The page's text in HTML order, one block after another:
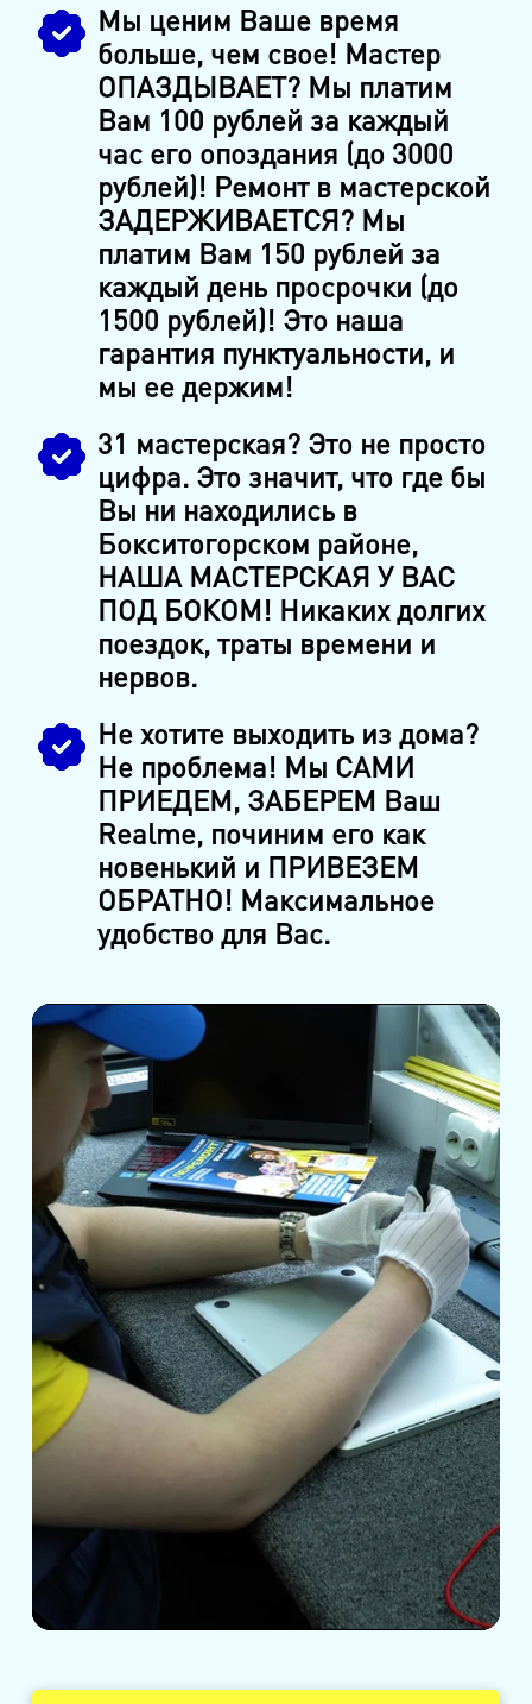
Мы ценим Ваше время
больше, чем свое! Мастер
ОПАЗДЫВАЕТ? Мы платим
Вам 100 рублей за каждый
час его опоздания (до 3000
рублей)! Ремонт в мастерской
ЗАДЕРЖИВАЕТСЯ? Мы
платим Вам 150 рублей за
каждый день просрочки (до
1500 рублей)! Это наша
гарантия пунктуальности, и
мы ее держим!
31 мастерская? Это не просто
цифра. Это значит, что где бы
Вы ни находились в
Бокситогорском районе,
НАША МАСТЕРСКАЯ У ВАС
ПОД БОКОМ! Никаких долгих
поездок, траты времени и
нервов.
Не хотите выходить из дома?
Не проблема! Мы САМИ
ПРИЕДЕМ, ЗАБЕРЕМ Ваш
Realme, починим его как
новенький и ПРИВЕЗЕМ
ОБРАТНО! Максимальное
удобство для Вас.